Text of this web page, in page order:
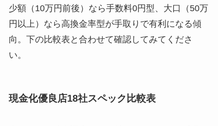
少額（10万円前後）なら手数料0円型、大口（50万
円以上）なら高換金率型が手取りで有利になる傾
向。下の比較表と合わせて確認してみてくださ
い。
現金化優良店18社スペック比較表